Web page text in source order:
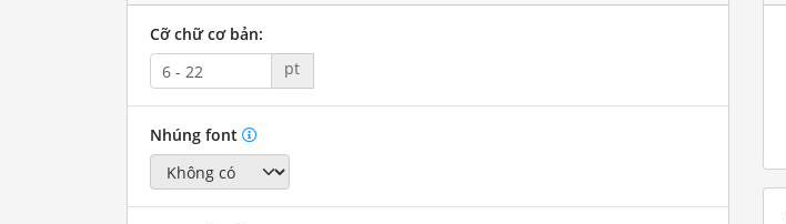
Cỡ chữ cơ bản:
pt
Nhúng font